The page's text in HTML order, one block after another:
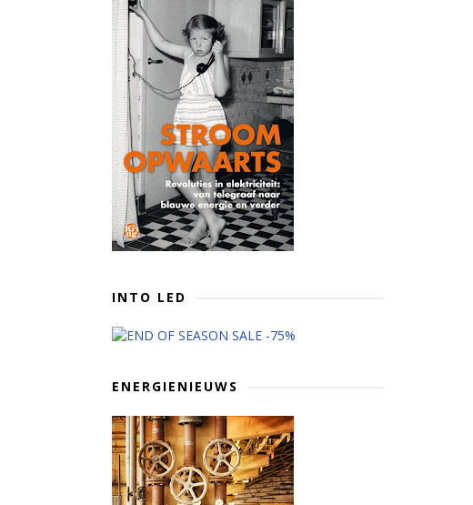
INTO LED
ENERGIENIEUWS